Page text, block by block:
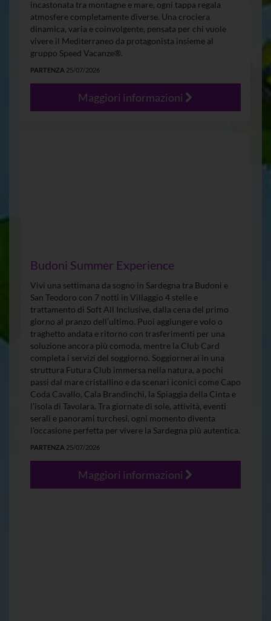
incastonata tra montagne e mare, ogni tappa regala
atmosfere completamente diverse. Una crociera
dinamica, varia e coinvolgente, pensata per chi vuole
vivere il Mediterraneo da protagonista insieme al
gruppo Speed Vacanze®.
PARTENZA 25/07/2026
Maggiori informazioni
Budoni Summer Experience
Vivi una settimana da sogno in Sardegna tra Budoni e
San Teodoro con 7 notti in Villaggio 4 stelle e
trattamento di Soft All Inclusive, dalla cena del primo
giorno al pranzo dell’ultimo. Puoi aggiungere volo o
traghetto andata e ritorno con trasferimenti per una
soluzione ancora più comoda, mentre la Club Card
completa i servizi del soggiorno. Soggiornerai in una
struttura Futura Club immersa nella natura, a pochi
passi dal mare cristallino e da scenari iconici come Capo
Coda Cavallo, Cala Brandinchi, la Spiaggia della Cinta e
l’isola di Tavolara. Tra giornate di sole, attività, eventi
serali e panorami turchesi, ogni momento diventa
l’occasione perfetta per vivere la Sardegna più autentica.
PARTENZA 25/07/2026
Maggiori informazioni